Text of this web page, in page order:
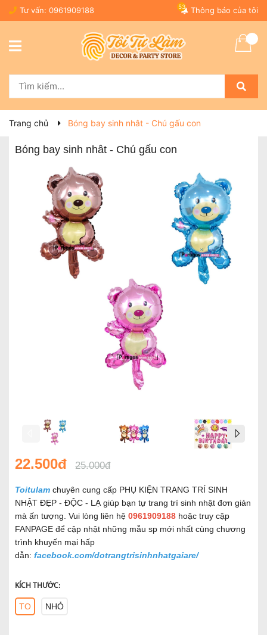
Tư vấn: 0961909188 Thông báo của tôi
53
Trang chủ Bóng bay sinh nhât - Chú gấu con
Bóng bay sinh nhât - Chú gấu con
22.500đ 25.000đ
Toitulam chuyên cung cấp PHỤ KIỆN TRANG TRÍ SINH
NHẬT ĐẸP - ĐỘC - LẠ giúp bạn tự trang trí sinh nhật đơn giản
mà ấn tượng. Vui lòng liên hệ 0961909188 hoặc truy cập
FANPAGE để cập nhật những mẫu sp mới nhất cùng chương
trình khuyến mại hấp
dẫn: facebook.com/dotrangtrisinhnhatgaiare/
KÍCH THƯỚC:
TO NHỎ